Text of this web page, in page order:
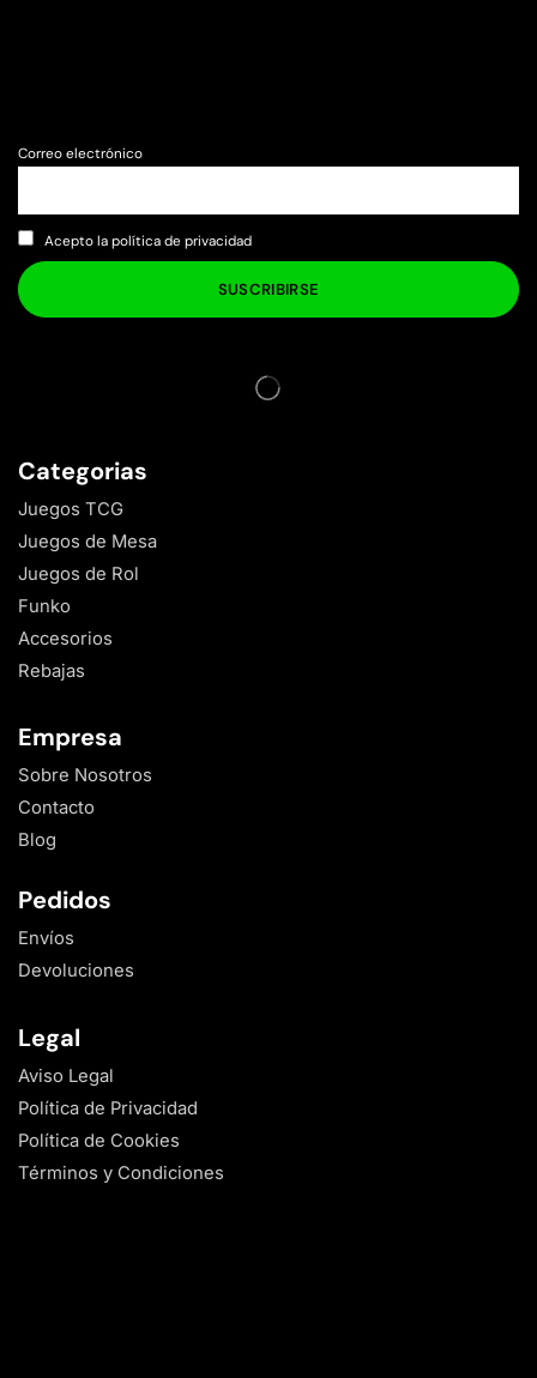
Correo electrónico
Acepto la política de privacidad
Categorias
Juegos TCG
Juegos de Mesa
Juegos de Rol
Funko
Accesorios
Rebajas
Empresa
Sobre Nosotros
Contacto
Blog
Pedidos
Envíos
Devoluciones
Legal
Aviso Legal
Política de Privacidad
Política de Cookies
Términos y Condiciones